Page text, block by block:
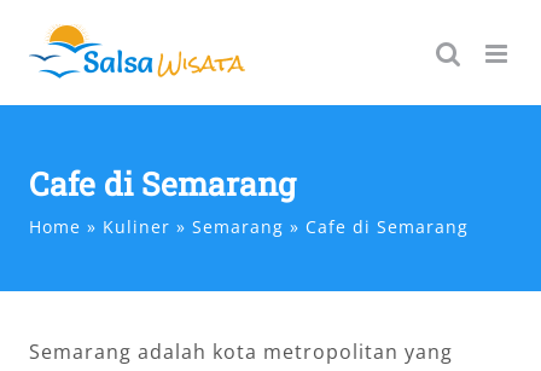
content
Cafe di Semarang
Home Kuliner Semarang Cafe di Semarang
Semarang adalah kota metropolitan yang